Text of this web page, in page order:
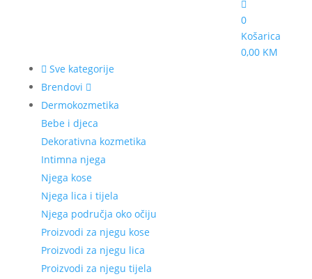
0
Košarica
0,00 KM
Sve kategorije
Brendovi
Dermokozmetika
Bebe i djeca
Dekorativna kozmetika
Intimna njega
Njega kose
Njega lica i tijela
Njega područja oko očiju
Proizvodi za njegu kose
Proizvodi za njegu lica
Proizvodi za njegu tijela